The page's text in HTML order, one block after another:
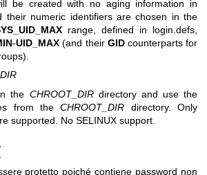
be created with no aging information in
their numeric identifiers are chosen in the
range, defined in login.defs,
-UID_MAX (and their GIDcounterparts for
the CHROOT_DIRdirectory and use the
from theCHROOT_DIR directory. Only
supported. No SELINUX support.
protetto poiché contiene password non